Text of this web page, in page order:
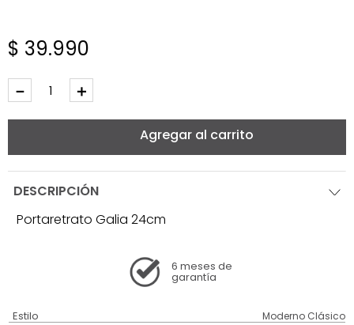
$ 39.990
＋
－
Agregar al carrito
DESCRIPCIÓN
Portaretrato Galia 24cm
6 meses de
garantía
Estilo Moderno Clásico